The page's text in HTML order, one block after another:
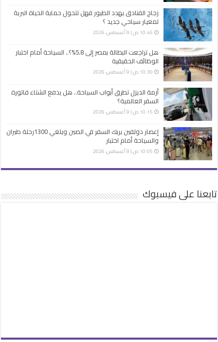
زجاج الفنادق يهدد الطيور فهل تتحول حماية الحياة البرية
لمعيار سياحي جديد ؟
10:45 ص | 9 أغسطس، 2026
هل تراجعت البطالة بمصر إلى 5.8%؟.. السياحة أمام اختبار
الوظائف الحقيقية
10:30 ص | 9 أغسطس، 2026
أزمة الديزل تطرق أبواب السياحة.. هل يدفع الشتاء فاتورة
السفر العالمية؟
10:15 ص | 9 أغسطس، 2026
إعصار دولفين يربك السفر في الصين ويلغي 1300رحلة طيران
والسياحة أمام اختبار
10:05 ص | 9 أغسطس، 2026
تابعنا على فيسبوك